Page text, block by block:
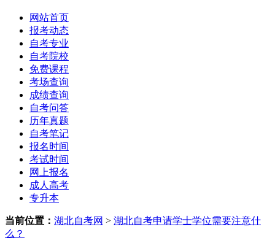
网站首页
报考动态
自考专业
自考院校
免费课程
考场查询
成绩查询
自考问答
历年真题
自考笔记
报名时间
考试时间
网上报名
成人高考
专升本
当前位置： 湖北自考网 > 湖北自考申请学士学位需要注意什
么？